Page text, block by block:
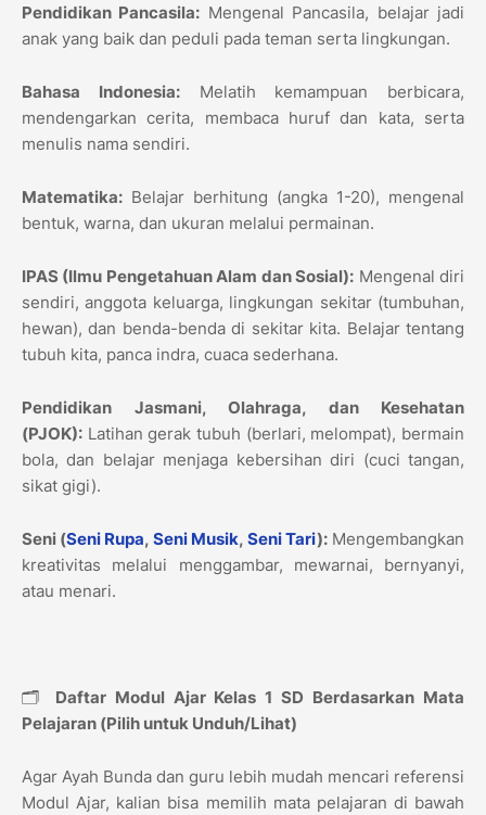
Pendidikan Pancasila: Mengenal Pancasila, belajar jadi
anak yang baik dan peduli pada teman serta lingkungan.
Bahasa Indonesia:Melatih kemampuan berbicara,
mendengarkan cerita, membaca huruf dan kata, serta
menulis nama sendiri.
Matematika: Belajar berhitung (angka 1-20), mengenal
bentuk, warna, dan ukuran melalui permainan.
IPAS (Ilmu Pengetahuan Alam dan Sosial): Mengenal diri
sendiri, anggota keluarga, lingkungan sekitar (tumbuhan,
hewan), dan benda-benda di sekitar kita. Belajar tentang
tubuh kita, panca indra, cuaca sederhana.
Pendidikan Jasmani, Olahraga, dan Kesehatan
(PJOK): Latihan gerak tubuh (berlari, melompat), bermain
bola, dan belajar menjaga kebersihan diri (cuci tangan,
sikat gigi).
Seni (Seni Rupa, Seni Musik, Seni Tari): Mengembangkan
kreativitas melalui menggambar, mewarnai, bernyanyi,
atau menari.
🗂️ Daftar Modul Ajar Kelas 1 SD Berdasarkan Mata
Pelajaran (Pilih untuk Unduh/Lihat)
Agar Ayah Bunda dan guru lebih mudah mencari referensi
Modul Ajar, kalian bisa memilih mata pelajaran di bawah